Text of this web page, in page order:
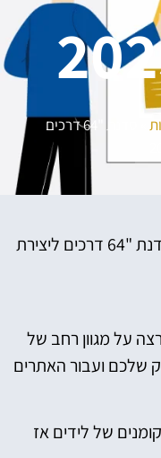
סדנת "64 דרכים
ביום שלישי, 14.03.23 נקיים את סדנת "64 דרכים ליצירת
על מגוון רחב של
שלכם ועבור האתרים
של לידים אז